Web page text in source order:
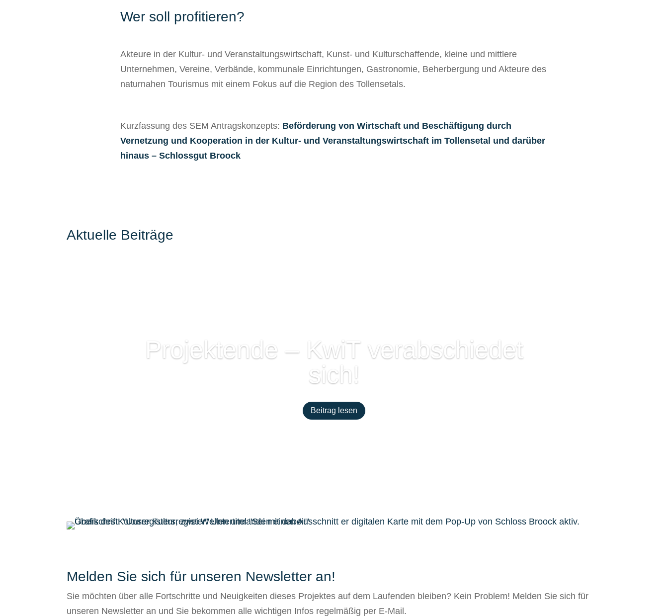
Wer soll profitieren?
Akteure in der Kultur- und Veranstaltungswirtschaft, Kunst- und Kulturschaffende, kleine und mittlere
Unternehmen, Vereine, Verbände, kommunale Einrichtungen, Gastronomie, Beherbergung und Akteure des
naturnahen Tourismus mit einem Fokus auf die Region des Tollensetals.
Kurzfassung des SEM Antragskonzepts: Beförderung von Wirtschaft und Beschäftigung durch
Vernetzung und Kooperation in der Kultur- und Veranstaltungswirtschaft im Tollensetal und darüber
hinaus – Schlossgut Broock
Aktuelle Beiträge
Projektende – KwiT verabschiedet
sich!
Beitrag lesen
Melden Sie sich für unseren Newsletter an!
Sie möchten über alle Fortschritte und Neuigkeiten dieses Projektes auf dem Laufenden bleiben? Kein Problem! Melden Sie sich für
unseren Newsletter an und Sie bekommen alle wichtigen Infos regelmäßig per E-Mail.